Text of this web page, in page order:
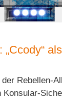
Rebellen-
Konsular-